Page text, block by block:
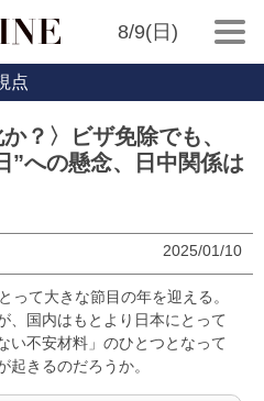
8/9(日)
点
？〉ビザ免除でも、
”への懸念、日中関係は
2025/01/10
って大きな節目の年を迎える。
、国内はもとより日本にとって
い不安材料」のひとつとなって
起きるのだろうか。